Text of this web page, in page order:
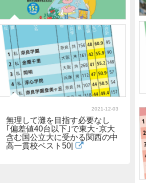
2021-12-26
｢今や御三家&早慶GMARCH付
属と肩を並べる｣中学受験で注
目の"男女共学校"はどこか
2021-12-03
無理して灘を目指す必要なし
｢偏差値40台以下｣で東大･京大
含む国公立大に受かる関西の中
高一貫校ベスト50|